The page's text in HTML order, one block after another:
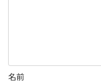
名前